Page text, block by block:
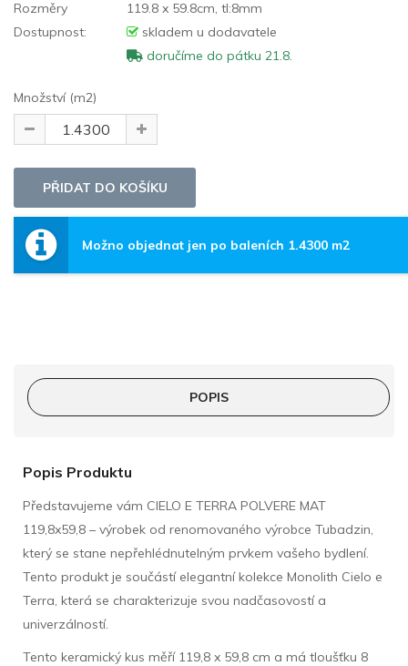
Rozměry
119.8 x 59.8cm, tl:8mm
Dostupnost:
skladem u dodavatele
doručíme do pátku 21.8.
Množství (m2)
Možno objednat jen po baleních 1.4300 m2
POPIS
Popis Produktu
Představujeme vám CIELO E TERRA POLVERE MAT
119,8x59,8 – výrobek od renomovaného výrobce Tubadzin,
který se stane nepřehlédnutelným prvkem vašeho bydlení.
Tento produkt je součástí elegantní kolekce Monolith Cielo e
Terra, která se charakterizuje svou nadčasovostí a
univerzálností.
Tento keramický kus měří 119,8 x 59,8 cm a má tloušťku 8